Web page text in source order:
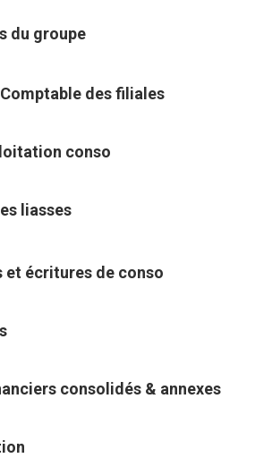
du groupe
des filiales
conso
liasses
et écritures de conso
consolidés & annexes